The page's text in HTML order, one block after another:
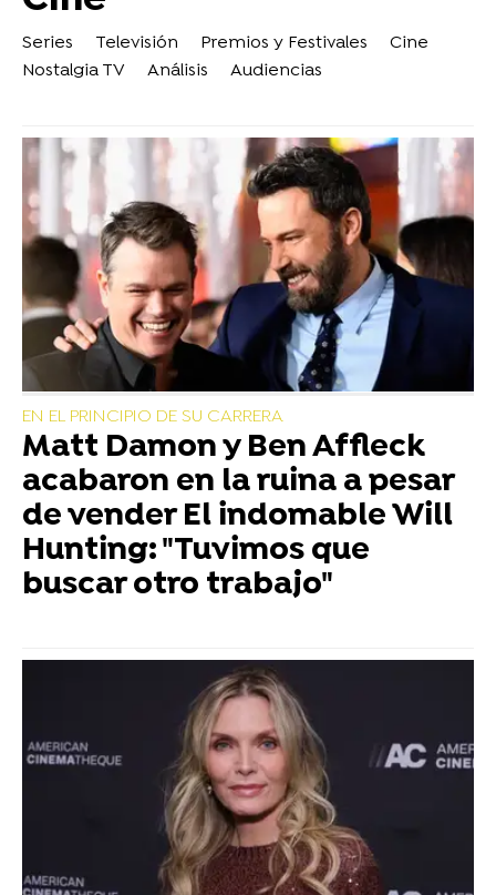
Series Televisión Premios y Festivales
Cine
Nostalgia TV
Análisis Audiencias
EN EL PRINCIPIO DE SU CARRERA
Matt Damon y Ben Affleck
acabaron en la ruina a pesar
de vender El indomable Will
Hunting: "Tuvimos que
buscar otro trabajo"